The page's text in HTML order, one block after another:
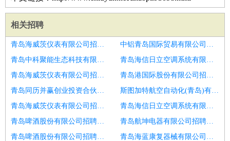
相关招聘
青岛海威茨仪表有限公司招聘财务审计
中铝青岛国际贸易有限公司招聘工程造价
青岛中科聚能生态科技有限公司招聘工程造价
青岛海信日立空调系统有限公司招聘工程造价
青岛海威茨仪表有限公司招聘工程统计员
青岛港国际股份有限公司招聘财务主管总帐主管
青岛同历并赢创业投资合伙企业(有限合伙)招聘建筑园林设计师
斯图加特航空自动化(青岛)有限公司招聘钢结构项目协调员
青岛海威茨仪表有限公司招聘安装造价工程师
青岛海信日立空调系统有限公司招聘项目物资部部长
青岛啤酒股份有限公司招聘幕墙预算员
青岛航坤电器有限公司招聘建筑工程施工员
青岛啤酒股份有限公司招聘工艺安装监理工程师
青岛海蓝康复器械有限公司招聘招投标预结算员